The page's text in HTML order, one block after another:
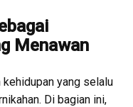
Menawan
kehidupan yang selalu
Di bagian ini,